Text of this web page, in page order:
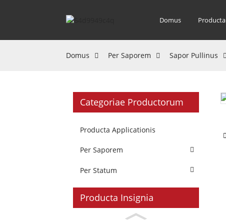
Domus Producta
Domus Per Saporem Sapor Pullinus
Categoriae Productorum
Producta Applicationis
Per Saporem
Per Statum
Producta Insignia